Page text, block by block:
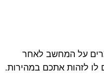
על המחשב לאחר
לזהות אתכם במהירות.